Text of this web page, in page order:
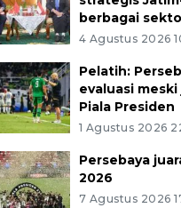
berbagai
4 Agustus 2026
Pelatih:
evaluasi meski
Piala Presiden
1 Agustus 2026
Persebaya
2026
7 Agustus 2026